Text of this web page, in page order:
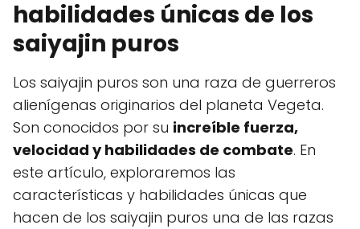
habilidades únicas de los
saiyajin puros
Los saiyajin puros son una raza de guerreros
alienígenas originarios del planeta Vegeta.
Son conocidos por su increíble fuerza,
velocidad y habilidades de combate. En
este artículo, exploraremos las
características y habilidades únicas que
hacen de los saiyajin puros una de las razas